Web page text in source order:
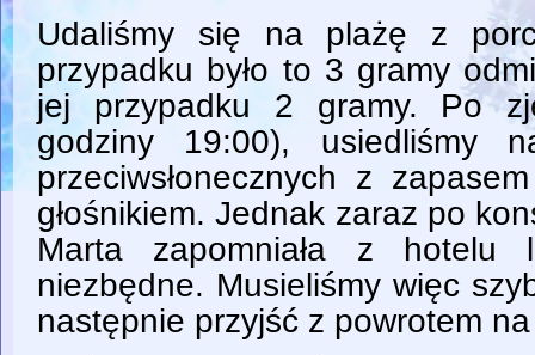
Udaliśmy się na plażę z
przypadku było to 3 gramy
jej przypadku 2 gramy. Po
godziny 19:00), usiedliśmy
przeciwsłonecznych z
głośnikiem. Jednak zaraz po
Marta zapomniała z hotelu
niezbędne. Musieliśmy więc
następnie przyjść z powrotem